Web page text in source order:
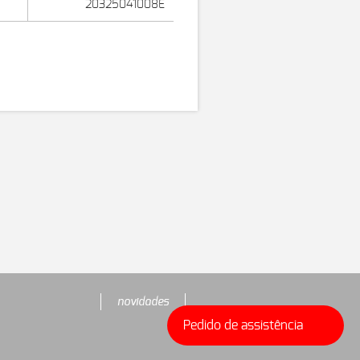
20325041008E
novidades
Pedido de assistência